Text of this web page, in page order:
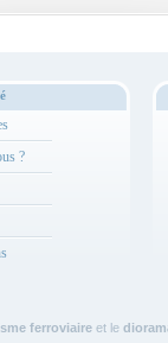
?
ferroviaireet le